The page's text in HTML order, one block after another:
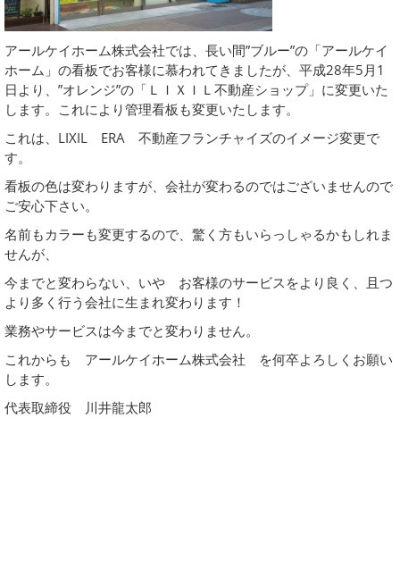
アールケイホーム株式会社では、長い間”ブルー”の「アールケイ
ホーム」の看板でお客様に慕われてきましたが、平成28年5月1
日より、”オレンジ”の「ＬＩＸＩＬ不動産ショップ」に変更いた
します。これにより管理看板も変更いたします。
これは、LIXIL ERA 不動産フランチャイズのイメージ変更で
す。
看板の色は変わりますが、会社が変わるのではございませんので
ご安心下さい。
名前もカラーも変更するので、驚く方もいらっしゃるかもしれま
せんが、
今までと変わらない、いや お客様のサービスをより良く、且つ
より多く行う会社に生まれ変わります！
業務やサービスは今までと変わりません。
これからも アールケイホーム株式会社 を何卒よろしくお願い
します。
代表取締役 川井龍太郎